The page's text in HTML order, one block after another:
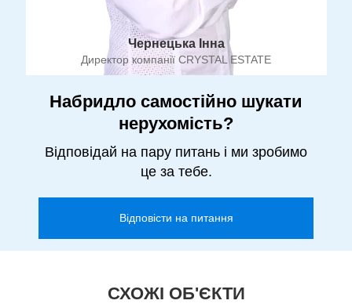
Чернецька Інна
Директор компанії CRYSTAL ESTATE
Набридло самостійно шукати
нерухомість?
Відповідай на пару питань і ми зробимо
це за тебе.
Відповісти на питання
СХОЖІ ОБ'ЄКТИ